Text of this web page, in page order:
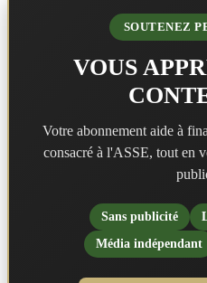
SOUTENEZ
VOUS
Votre abonnement aide à
consacré à l'ASSE, tout en
Sans publicité
Média indépendant